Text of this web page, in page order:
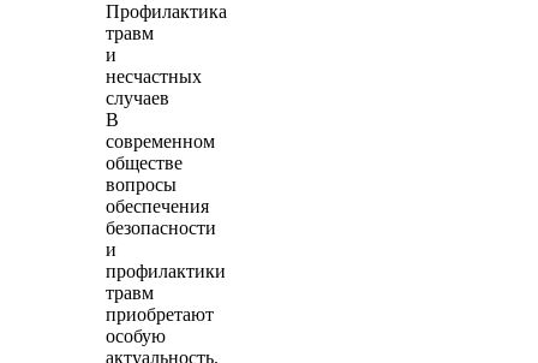
Профилактика
травм
и
несчастных
случаев
В
современном
обществе
вопросы
обеспечения
безопасности
и
профилактики
травм
приобретают
особую
актуальность.